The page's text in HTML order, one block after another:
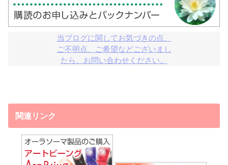
当ブログに関してお気づきの点、
ご不明点、ご希望などございまし
たら、お問い合わせください。
関連リンク